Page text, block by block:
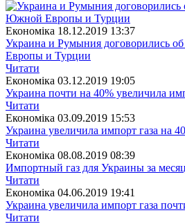
Економіка 18.12.2019 13:37
Украина и Румыния договорились
Европы и Турции
Читати
Економіка 03.12.2019 19:05
Украина почти на 40% увеличила
Читати
Економіка 03.09.2019 15:53
Украина увеличила импорт газа на
Читати
Економіка 08.08.2019 08:39
Импортный газ для Украины за
Читати
Економіка 04.06.2019 19:41
Украина увеличила импорт газа
Читати